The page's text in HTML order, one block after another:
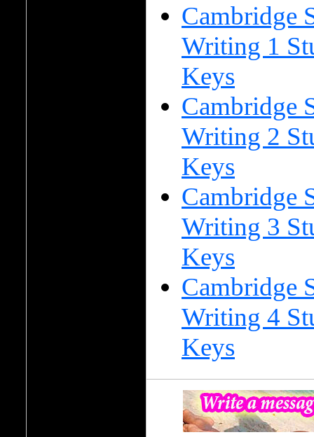
Cambridge
Writing 1
Keys
Cambridge
Writing 2
Keys
Cambridge
Writing 3
Keys
Cambridge
Writing 4
Keys